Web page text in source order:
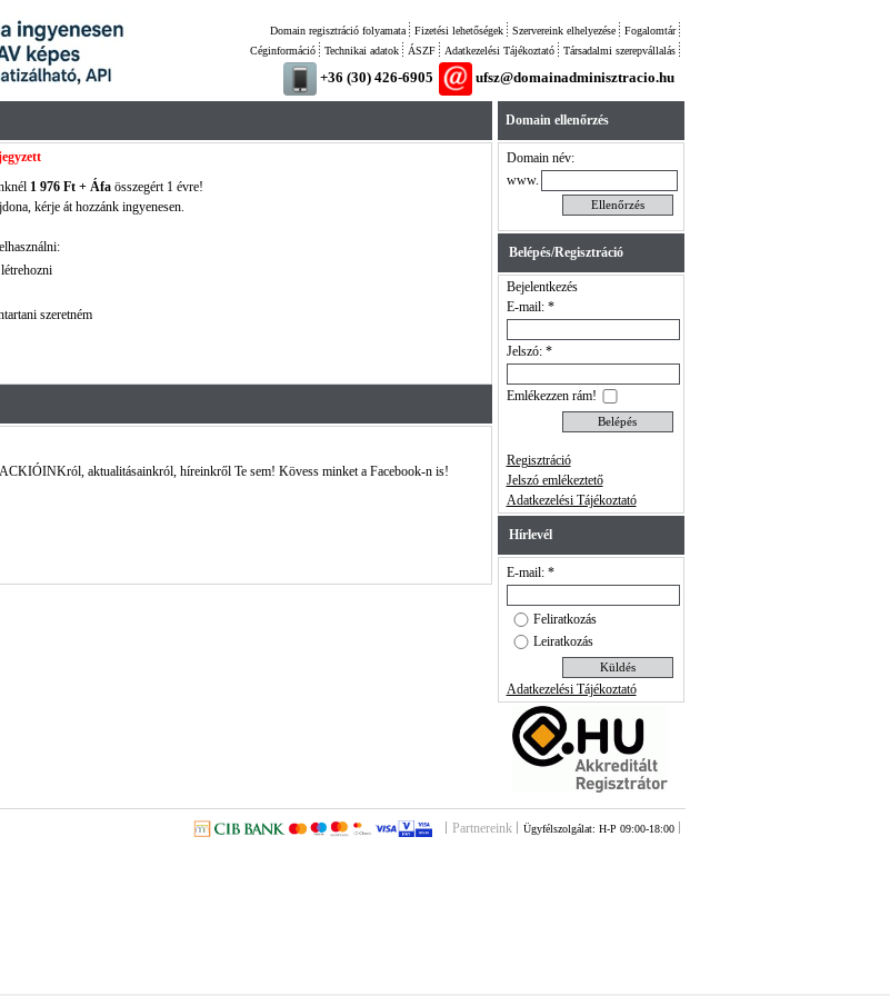
Fogalomtár
Szervereink elhelyezése
Fizetési lehetőségek
Domain regisztráció folyamata
Társadalmi szerepvállalás
Adatkezelési Tájékoztató
ÁSZF
Technikai adatok
Céginformáció
+36 (30) 426-6905 ufsz@domainadminisztracio.hu
1 976 Ft + Áfaösszegért 1 évre!
kérje át hozzánk ingyenesen.
szeretném
aktualitásainkról, híreinkről Te sem! Kövess minket a Facebook-n is!
Domain ellenőrzés
Domain név:
www.
Belépés/Regisztráció
Bejelentkezés
E-mail: *
Jelszó: *
Emlékezzen rám!
Regisztráció
Jelszó emlékeztető
Adatkezelési Tájékoztató
Hírlevél
E-mail: *
Feliratkozás
Leiratkozás
Adatkezelési Tájékoztató
Partnereink Ügyfélszolgálat: H-P 09:00-18:00